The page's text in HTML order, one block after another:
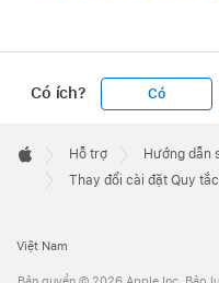
Có ích? Có
Footer

Apple
Hỗ trợ
Hướng dẫn
Thay đổi cài đặt Quy
Việt Nam